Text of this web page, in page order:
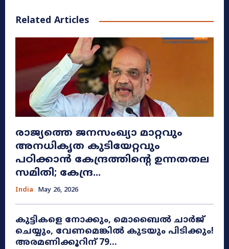
Related Articles
രാജ്യത്തെ ജനസംഖ്യാ മാറ്റവും
അനധികൃത കുടിയേറ്റവും
പഠിക്കാൻ കേന്ദ്രത്തിന്റെ ഉന്നതതല
സമിതി; കേന്ദ്ര...
India May 26, 2026
കുട്ടികളെ നോക്കും, മൊബൈൽ ചാർജ്
ചെയ്യും, വേണമെങ്കിൽ കുടയും പിടിക്കും!
അരമണിക്കൂറിന് 79...